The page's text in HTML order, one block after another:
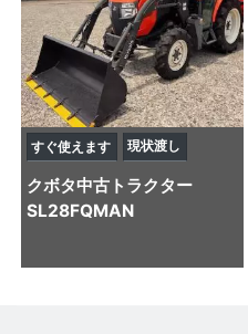
すぐ使えます 現状渡し
クボタ中古トラクター
SL28FQMAN